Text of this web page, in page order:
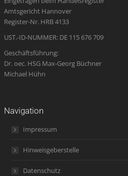
windowwindowwindow
new
Amtsgericht Hannover
Register-Nr. HRB 4133
UST.-ID-NUMMER: DE 115 676 709
Geschäftsführung:
Dr. oec. HSG Max-Georg Büchner
Michael Hühn
Navigation
Impressum
Hinweisgeberstelle
Datenschutz